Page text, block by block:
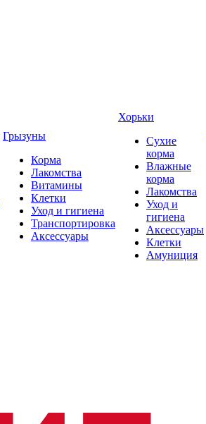
Грызуны
Корма
Лакомства
Витамины
Клетки
Уход и гигиена
Транспортировка
Аксессуары
Хорьки
Сухие
корма
Влажные
корма
Лакомства
Уход и
гигиена
Аксессуары
Клетки
Амуниция